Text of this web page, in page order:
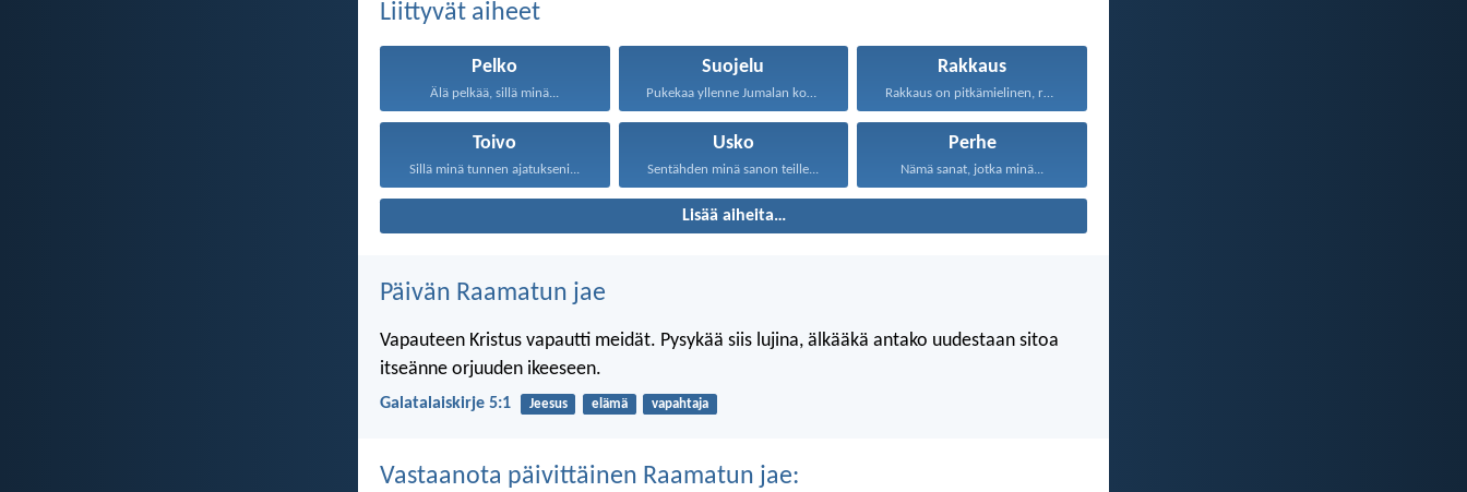
Liittyvät aiheet
Pelko
Älä pelkää, sillä minä...
Suojelu
Pukekaa yllenne Jumalan koko...
Rakkaus
Rakkaus on pitkämielinen, rakkaus...
Toivo
Sillä minä tunnen ajatukseni...
Usko
Sentähden minä sanon teille...
Perhe
Nämä sanat, jotka minä...
Lisää aiheita…
Päivän Raamatun jae
Vapauteen Kristus vapautti meidät. Pysykää siis lujina, älkääkä antako uudestaan sitoa
itseänne orjuuden ikeeseen.
Galatalaiskirje 5:1 Jeesus elämä vapahtaja
Vastaanota päivittäinen Raamatun jae: